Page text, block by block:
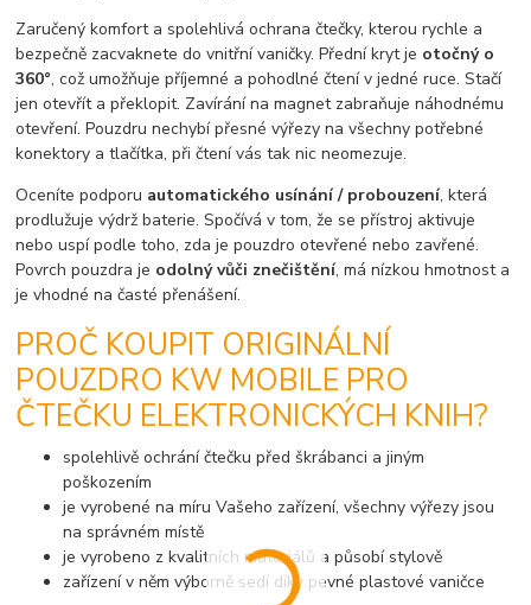
Zaručený komfort a spolehlivá ochrana čtečky, kterou rychle a
bezpečně zacvaknete do vnitřní vaničky. Přední kryt je otočný o
360°, což umožňuje příjemné a pohodlné čtení v jedné ruce. Stačí
jen otevřít a překlopit. Zavírání na magnet zabraňuje náhodnému
otevření. Pouzdru nechybí přesné výřezy na všechny potřebné
konektory a tlačítka, při čtení vás tak nic neomezuje.
Oceníte podporu automatického usínání / probouzení, která
prodlužuje výdrž baterie. Spočívá v tom, že se přístroj aktivuje
nebo uspí podle toho, zda je pouzdro otevřené nebo zavřené.
Povrch pouzdra je odolný vůči znečištění, má nízkou hmotnost a
je vhodné na časté přenášení.
PROČ KOUPIT ORIGINÁLNÍ
POUZDRO KW MOBILE PRO
ČTEČKU ELEKTRONICKÝCH KNIH?
spolehlivě ochrání čtečku před škrábanci a jiným
poškozením
je vyrobené na míru Vašeho zařízení, všechny výřezy jsou
na správném místě
je vyrobeno z kvalitních materiálů a působí stylově
zařízení v něm výborně sedí díky pevné plastové vaničce